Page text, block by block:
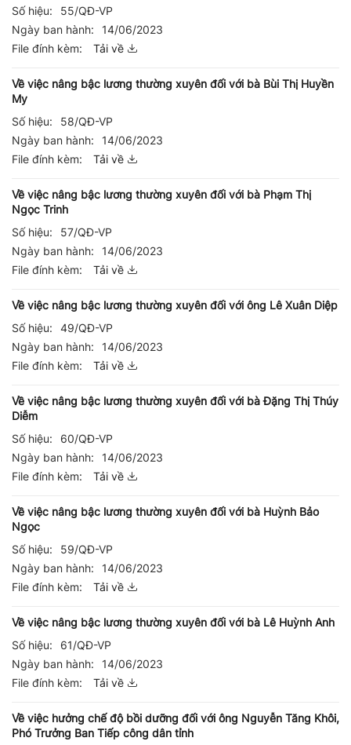
Số hiệu:
55/QĐ-VP
Ngày ban hành:
14/06/2023
File đính kèm:
Tải về
Về việc nâng bậc lương thường xuyên đối với bà Bùi Thị Huyền
My
Số hiệu:
58/QĐ-VP
Ngày ban hành:
14/06/2023
File đính kèm:
Tải về
Về việc nâng bậc lương thường xuyên đối với bà Phạm Thị
Ngọc Trinh
Số hiệu:
57/QĐ-VP
Ngày ban hành:
14/06/2023
File đính kèm:
Tải về
Về việc nâng bậc lương thường xuyên đối với ông Lê Xuân Diệp
Số hiệu:
49/QĐ-VP
Ngày ban hành:
14/06/2023
File đính kèm:
Tải về
Về việc nâng bậc lương thường xuyên đối với bà Đặng Thị Thúy
Diễm
Số hiệu:
60/QĐ-VP
Ngày ban hành:
14/06/2023
File đính kèm:
Tải về
Về việc nâng bậc lương thường xuyên đối với bà Huỳnh Bảo
Ngọc
Số hiệu:
59/QĐ-VP
Ngày ban hành:
14/06/2023
File đính kèm:
Tải về
Về việc nâng bậc lương thường xuyên đối với bà Lê Huỳnh Anh
Số hiệu:
61/QĐ-VP
Ngày ban hành:
14/06/2023
File đính kèm:
Tải về
Về việc hưởng chế độ bồi dưỡng đối với ông Nguyễn Tăng Khôi,
Phó Trưởng Ban Tiếp công dân tỉnh